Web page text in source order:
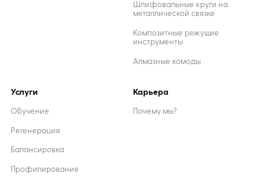
Шлифовальные круги на
металлической связке
Композитные режущие
инструменты
Алмазные комоды
Услуги
Обучение
Регенерация
Балансировка
Профилирование
Карьера
Почему мы?